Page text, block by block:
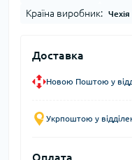
Країна виробник: Чехія
Доставка
Новою Поштою у
Укрпоштою у